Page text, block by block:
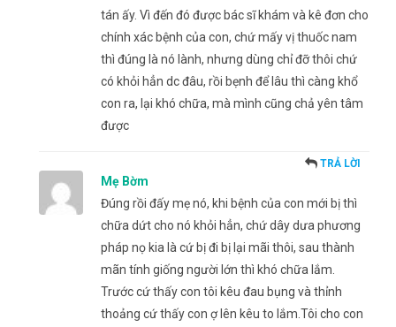
tán ấy. Vì đến đó được bác sĩ khám và kê đơn cho
chính xác bệnh của con, chứ mấy vị thuốc nam
thì đúng là nó lành, nhưng dùng chỉ đỡ thôi chứ
có khỏi hẳn dc đâu, rồi bẹnh để lâu thì càng khổ
con ra, lại khó chữa, mà mình cũng chả yên tâm
được
Mẹ Bờm
TRẢ LỜI
Đúng rồi đấy mẹ nó, khi bệnh của con mới bị thì
chữa dứt cho nó khỏi hẳn, chứ dây dưa phương
pháp nọ kia là cứ bị đi bị lại mãi thôi, sau thành
mãn tính giống người lớn thì khó chữa lắm.
Trước cứ thấy con tôi kêu đau bụng và thỉnh
thoảng cứ thấy con ợ lên kêu to lắm.Tôi cho con